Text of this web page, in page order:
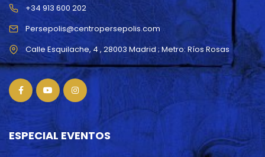
Persepolis@centropersepolis.com
+34 913 600 202
ESPECIAL EVENTOS